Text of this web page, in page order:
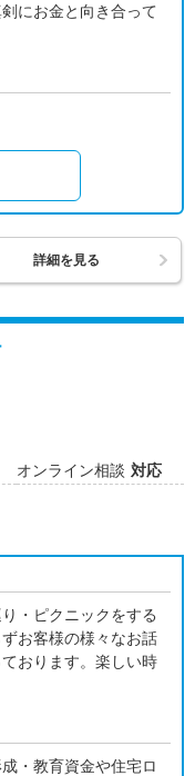
にお金と向き合って
詳細を見る
オンライン相談 対応
・ピクニックをする
お客様の様々なお話
おります。楽しい時
・教育資金や住宅ロ